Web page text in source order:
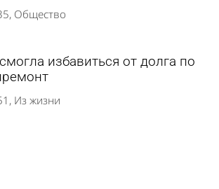
Общество
избавиться от долга по
Из жизни